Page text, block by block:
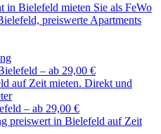
in Bielefeld mieten Sie als FeWo
preiswerte Apartments
– ab 29,00 €
auf Zeit mieten. Direkt und
– ab 29,00 €
preiswert in Bielefeld auf Zeit